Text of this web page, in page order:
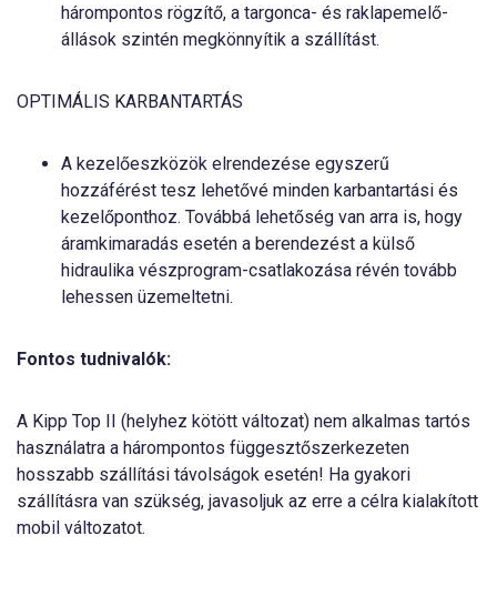
hárompontos rögzítő, a targonca- és raklapemelő-
állások szintén megkönnyítik a szállítást.
OPTIMÁLIS KARBANTARTÁS
A kezelőeszközök elrendezése egyszerű
hozzáférést tesz lehetővé minden karbantartási és
kezelőponthoz. Továbbá lehetőség van arra is, hogy
áramkimaradás esetén a berendezést a külső
hidraulika vészprogram-csatlakozása révén tovább
lehessen üzemeltetni.
Fontos tudnivalók:
A Kipp Top II (helyhez kötött változat) nem alkalmas tartós
használatra a hárompontos függesztőszerkezeten
hosszabb szállítási távolságok esetén! Ha gyakori
szállításra van szükség, javasoljuk az erre a célra kialakított
mobil változatot.